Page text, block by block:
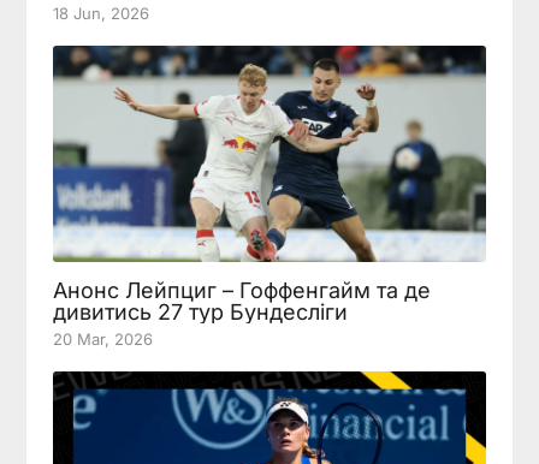
18 Jun, 2026
Анонс Лейпциг – Гоффенгайм та де
дивитись 27 тур Бундесліги
20 Mar, 2026